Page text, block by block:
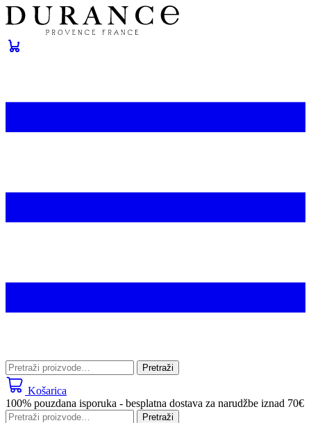
Pretraži: Pretraži
Košarica
100% pouzdana isporuka - besplatna dostava za narudžbe iznad 70€
Pretraži:
Pretraži